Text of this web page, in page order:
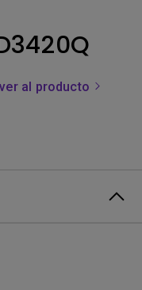
al producto